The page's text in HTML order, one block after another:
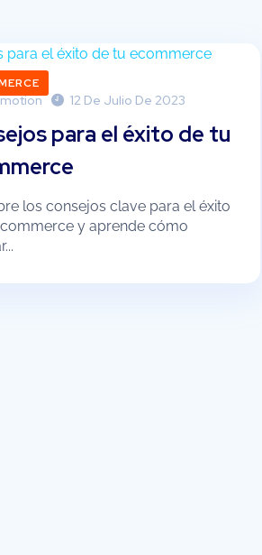
12 De Julio De 2023
para el éxito de tu
los consejos clave para el éxito
y aprende cómo